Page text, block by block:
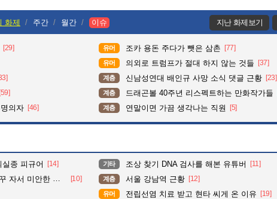
화제 주간 월간 이슈 지난 화제보기
[29] 유머 조카 용돈 주다가 뺏은 삼촌 [77]
유머 의외로 트럼프가 절대 하지 않는 것들 [37]
계층 신남성연대 배인규 사망 소식 댓글 근황 [23]
[59] 계층 드래곤볼 40주년 리스펙트하는 만화작가들
의자 [46] 계층 연말이면 가끔 생각나는 직원 [5]
종 피규어 [14] 기타 조상 찾기 DNA 검사를 해본 유튜버 [11]
서 미안한 여친 [10] 계층 서울 강남역 근황 [12]
유머 전립선염 치료 받고 현타 씨게 온 이유 [19]